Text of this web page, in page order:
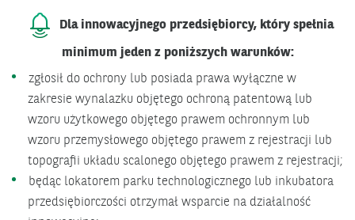
Dla innowacyjnego przedsiębiorcy, który spełnia
minimum jeden z poniższych warunków:
zgłosił do ochrony lub posiada prawa wyłączne w
zakresie wynalazku objętego ochroną patentową lub
wzoru użytkowego objętego prawem ochronnym lub
wzoru przemysłowego objętego prawem z rejestracji lub
topografii układu scalonego objętego prawem z rejestracji;
będąc lokatorem parku technologicznego lub inkubatora
przedsiębiorczości otrzymał wsparcie na działalność